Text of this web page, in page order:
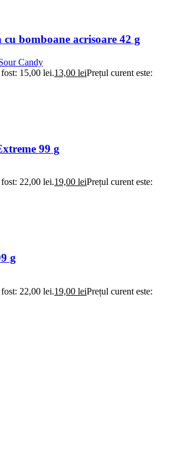
cu bomboane acrisoare 42 g
Candy
15,00 lei.13,00 leiPrețul curent este:
99 g
22,00 lei.19,00 leiPrețul curent este:
g
22,00 lei.19,00 leiPrețul curent este: